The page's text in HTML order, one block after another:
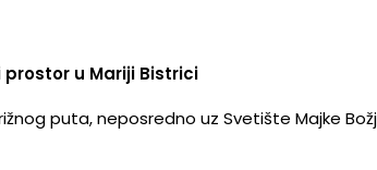
u Mariji Bistrici
puta, neposredno uz Svetište Majke